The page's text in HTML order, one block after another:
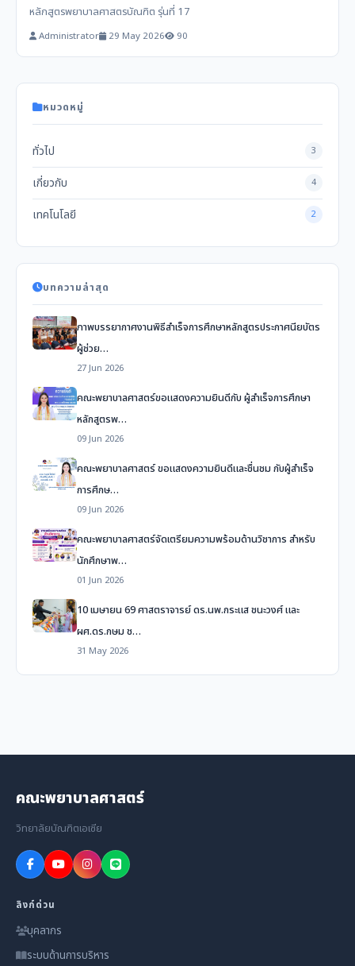
หลักสูตรพยาบาลศาสตรบัณฑิต รุ่นที่ 17
Administrator 29 May 2026 90
หมวดหมู่
ทั่วไป 3
เกี่ยวกับ 4
เทคโนโลยี 2
บทความล่าสุด
ภาพบรรยากาศงานพิธีสำเร็จการศึกษาหลักสูตรประกาศนียบัตร
ผู้ช่วย…
27 Jun 2026
คณะพยาบาลศาสตร์ขอแสดงความยินดีกับ ผู้สำเร็จการศึกษา
หลักสูตรพ…
09 Jun 2026
คณะพยาบาลศาสตร์ ขอแสดงความยินดีและชื่นชม กับผู้สำเร็จ
การศึกษ…
09 Jun 2026
คณะพยาบาลศาสตร์จัดเตรียมความพร้อมด้านวิชาการ สำหรับ
นักศึกษาพ…
01 Jun 2026
10 เมษายน 69 ศาสตราจารย์ ดร.นพ.กระแส ชนะวงศ์ และ
ผศ.ดร.กษม ช…
31 May 2026
คณะพยาบาลศาสตร์
วิทยาลัยบัณฑิตเอเซีย
ลิงก์ด่วน
บุคลากร
ระบบด้านการบริหาร